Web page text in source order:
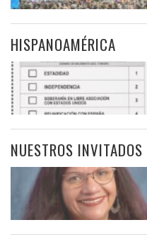
HISPANOAMÉRICA
NUESTROS INVITADOS